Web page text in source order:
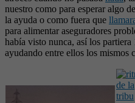
nuestro como para esperar algo
la ayuda o como fuera que
para alimentar aseguradores
había visto nunca, así los partiera
ayudando entre ellos los mismos